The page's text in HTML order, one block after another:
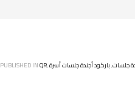
PUBLISHED INQR, جلسات,باركود أجندة جلسات أسرة